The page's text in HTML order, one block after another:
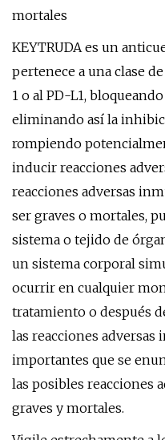
mortales
KEYTRUDA es un
pertenece a una clase
1 o al PD-L1,
eliminando así la
rompiendo
inducir reacciones
reacciones adversas
ser graves o mortales,
sistema o tejido de
un sistema corporal
ocurrir en cualquier
tratamiento o después
las reacciones adversas
importantes que se
las posibles reacciones
graves y mortales.